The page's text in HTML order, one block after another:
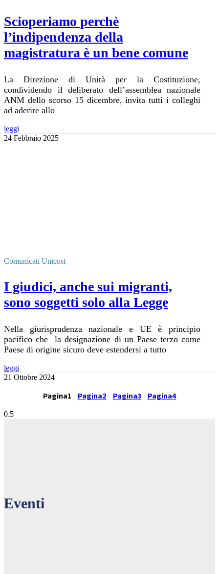
Scioperiamo perchè
l’indipendenza della
magistratura è un bene comune
La Direzione di Unità per la Costituzione,
condividendo il deliberato dell’assemblea nazionale
ANM dello scorso 15 dicembre, invita tutti i colleghi
ad aderire allo
leggi
24 Febbraio 2025
Comunicati Unicost
I giudici, anche sui migranti,
sono soggetti solo alla Legge
Nella giurisprudenza nazionale e UE è principio
pacifico che la designazione di un Paese terzo come
Paese di origine sicuro deve estendersi a tutto
leggi
21 Ottobre 2024
Pagina1 Pagina2 Pagina3 Pagina4
Eventi